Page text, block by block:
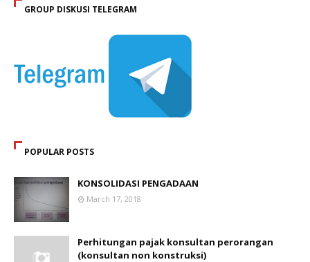
GROUP DISKUSI TELEGRAM
POPULAR POSTS
KONSOLIDASI PENGADAAN
March 17, 2018
Perhitungan pajak konsultan perorangan
(konsultan non konstruksi)